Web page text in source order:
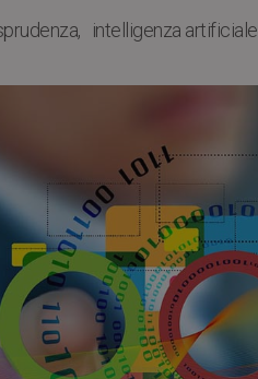
intelligenza artificiale